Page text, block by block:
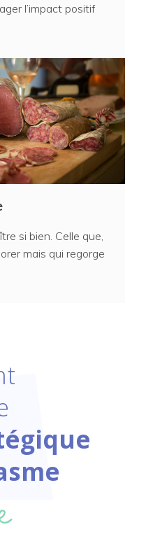
l’impact positif
si bien. Celle que,
mais qui regorge